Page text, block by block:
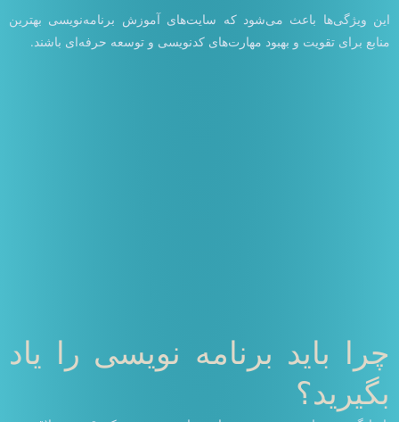
این ویژگی‌ها باعث می‌شود که سایت‌های آموزش برنامه‌نویسی بهترین
منابع برای تقویت و بهبود مهارت‌های کدنویسی و توسعه حرفه‌ای باشند.
چرا باید برنامه نویسی را یاد
بگیرید؟